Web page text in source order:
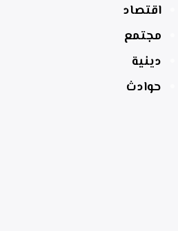
اقتصاد
مجتمع
دينية
حوادث